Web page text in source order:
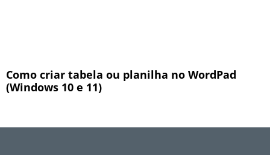
Como criar tabela ou planilha no WordPad
(Windows 10 e 11)